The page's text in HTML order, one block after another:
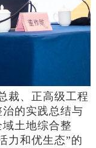
裁、正高级工程
的实践总结与
土地综合整
力和优生态”的